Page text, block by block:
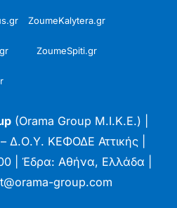
ZoumeKalytera.gr
ZoumeSpiti.gr
(Orama Group Μ.Ι.Κ.Ε.) |
ΚΕΦΟΔΕ Αττικής |
| Έδρα: Αθήνα, Ελλάδα |
group.com